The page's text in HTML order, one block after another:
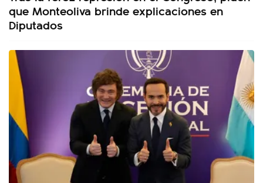
que Monteoliva brinde explicaciones en
Diputados